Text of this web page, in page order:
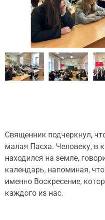
Священник подчеркнул,
малая Пасха. Человеку, в
находился на земле,
календарь, напоминая,
именно Воскресение,
каждого из нас.